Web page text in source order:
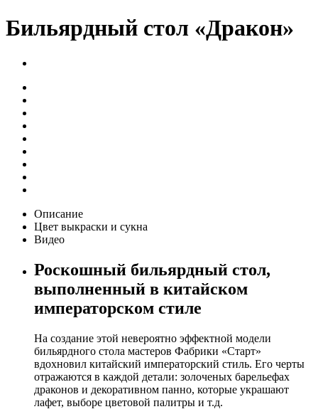
Бильярдный стол «Дракон»
Описание
Цвет выкраски и сукна
Видео
Роскошный бильярдный стол,
выполненный в китайском
императорском стиле
На создание этой невероятно эффектной модели
бильярдного стола мастеров Фабрики «Старт»
вдохновил китайский императорский стиль. Его черты
отражаются в каждой детали: золоченых барельефах
драконов и декоративном панно, которые украшают
лафет, выборе цветовой палитры и т.д.